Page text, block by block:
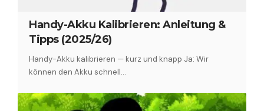
Handy-Akku Kalibrieren: Anleitung &
Tipps (2025/26)
Handy-Akku kalibrieren — kurz und knapp Ja: Wir
können den Akku schnell…